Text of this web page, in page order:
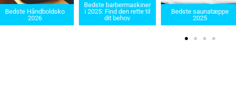
Bedste barbermaskiner
i 2025: Find den rette til
dit behov
Bedste saunatæppe
2025
Bedste Saunatæppe
2025 – Find de bedste
produkter her!